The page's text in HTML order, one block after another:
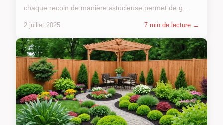
chaque recoin de manière astucieuse permet de g...
2 juillet 2025 7 min de lecture →